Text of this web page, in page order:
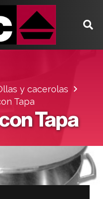
y cacerolas
Tapa
Tapa